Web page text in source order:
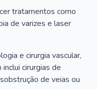
tratamentos como
de varizes e laser
e cirurgia vascular,
cirurgias de
de veias ou